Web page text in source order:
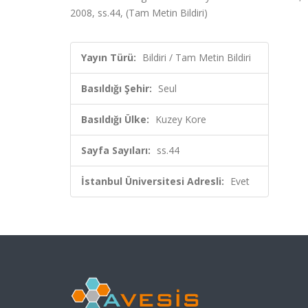
2008, ss.44, (Tam Metin Bildiri)
Yayın Türü: Bildiri / Tam Metin Bildiri
Basıldığı Şehir: Seul
Basıldığı Ülke: Kuzey Kore
Sayfa Sayıları: ss.44
İstanbul Üniversitesi Adresli: Evet